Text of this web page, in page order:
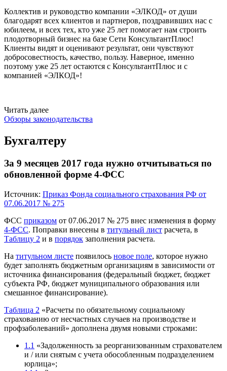
Коллектив и руководство компании «ЭЛКОД» от души
благодарят всех клиентов и партнеров, поздравивших нас с
юбилеем, и всех тех, кто уже 25 лет помогает нам строить
плодотворный бизнес на базе Сети КонсультантПлюс!
Клиенты видят и оценивают результат, они чувствуют
добросовестность, качество, пользу. Наверное, именно
поэтому уже 25 лет остаются с КонсультантПлюс и с
компанией «ЭЛКОД»!
Читать далее
Обзоры законодательства
Бухгалтеру
За 9 месяцев 2017 года нужно отчитываться по
обновленной форме 4-ФСС
Источник: Приказ Фонда социального страхования РФ от
07.06.2017 № 275
ФСС приказом от 07.06.2017 № 275 внес изменения в форму
4-ФСС. Поправки внесены в титульный лист расчета, в
Таблицу 2 и в порядок заполнения расчета.
На титульном листе появилось новое поле, которое нужно
будет заполнять бюджетным организациям в зависимости от
источника финансирования (федеральный бюджет, бюджет
субъекта РФ, бюджет муниципального образования или
смешанное финансирование).
Таблица 2 «Расчеты по обязательному социальному
страхованию от несчастных случаев на производстве и
профзаболеваний» дополнена двумя новыми строками:
1.1 «Задолженность за реорганизованным страхователем
и / или снятым с учета обособленным подразделением
юрлица»;